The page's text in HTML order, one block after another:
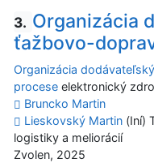
3. Organizácia
ťažbovo-
Organizácia
procese elektronický
Bruncko Martin
Lieskovský Martin (Iní)
logistiky a meliorácií
Zvolen, 2025